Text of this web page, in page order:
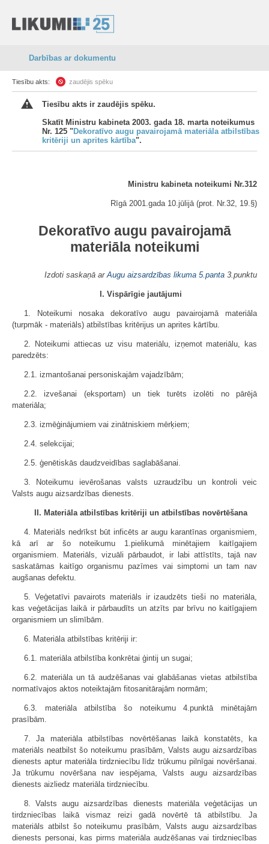
Darbības ar dokumentu
Tiesību akts: zaudējis spēku
Tiesību akts ir zaudējis spēku.
Skatīt Ministru kabineta 2003. gada 18. marta noteikumus
Nr. 125 "Dekoratīvo augu pavairojamā materiāla atbilstības
kritēriji un aprites kārtība".
Ministru kabineta noteikumi Nr.312
Rīgā 2001.gada 10.jūlijā (prot. Nr.32, 19.§)
Dekoratīvo augu pavairojamā
materiāla noteikumi
Izdoti saskaņā arAugu aizsardzības likuma 5.panta 3.punktu
I. Vispārīgie jautājumi
1. Noteikumi nosaka dekoratīvo augu pavairojamā materiāla
(turpmāk - materiāls) atbilstības kritērijus un aprites kārtību.
2. Noteikumi attiecas uz visu materiālu, izņemot materiālu, kas
paredzēts:
2.1. izmantošanai personiskajām vajadzībām;
2.2. izvešanai (eksportam) un tiek turēts izolēti no pārējā
materiāla;
2.3. izmēģinājumiem vai zinātniskiem mērķiem;
2.4. selekcijai;
2.5. ģenētiskās daudzveidības saglabāšanai.
3. Noteikumu ievērošanas valsts uzraudzību un kontroli veic
Valsts augu aizsardzības dienests.
II. Materiāla atbilstības kritēriji un atbilstības novērtēšana
4. Materiāls nedrīkst būt inficēts ar augu karantīnas organismiem,
kā arī ar šo noteikumu 1.pielikumā minētajiem kaitīgajiem
organismiem. Materiāls, vizuāli pārbaudot, ir labi attīstīts, tajā nav
saskatāmas kaitīgo organismu pazīmes vai simptomi un tam nav
augšanas defektu.
5. Veģetatīvi pavairots materiāls ir izaudzēts tieši no materiāla,
kas veģetācijas laikā ir pārbaudīts un atzīts par brīvu no kaitīgajiem
organismiem un slimībām.
6. Materiāla atbilstības kritēriji ir:
6.1. materiāla atbilstība konkrētai ģintij un sugai;
6.2. materiāla un tā audzēšanas vai glabāšanas vietas atbilstība
normatīvajos aktos noteiktajām fitosanitārajām normām;
6.3. materiāla atbilstība šo noteikumu 4.punktā minētajām
prasībām.
7. Ja materiāla atbilstības novērtēšanas laikā konstatēts, ka
materiāls neatbilst šo noteikumu prasībām, Valsts augu aizsardzības
dienests aptur materiāla tirdzniecību līdz trūkumu pilnīgai novēršanai.
Ja trūkumu novēršana nav iespējama, Valsts augu aizsardzības
dienests aizliedz materiāla tirdzniecību.
8. Valsts augu aizsardzības dienests materiāla veģetācijas un
tirdzniecības laikā vismaz reizi gadā novērtē tā atbilstību. Ja
materiāls atbilst šo noteikumu prasībām, Valsts augu aizsardzības
dienests personai, kas pirms materiāla audzēšanas vai tirdzniecības